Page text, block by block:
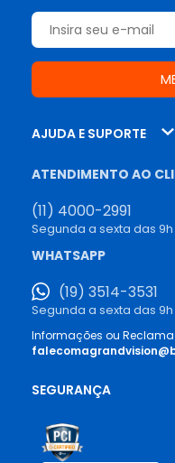
AJUDA E SUPORTE
ATENDIMENTO AO
(11) 4000-2991
Segunda a sexta das 9h
WHATSAPP
(19) 3514-3531
Segunda a sexta das 9h
Informações ou
SEGURANÇA